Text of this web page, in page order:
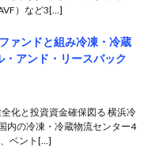
）など3[…]
ァンドと組み冷凍・冷蔵
アンド・リースバック
化と投資資金確保図る 横浜冷
内の冷凍・冷蔵物流センター4
ベント[…]